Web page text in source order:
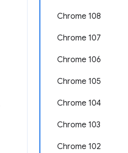
Chrome 108
Chrome 107
Chrome 106
Chrome 105
Chrome 104
Chrome 103
Chrome 102